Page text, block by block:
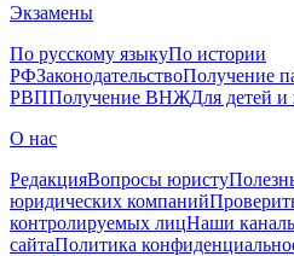
Экзамены
По русскому языкуПо истории
РФЗаконодательствоПолучение
РВППолучение ВНЖДля детей
О нас
РедакцияВопросы юристу
юридических компаний
контролируемых лицНаши
сайтаПолитика